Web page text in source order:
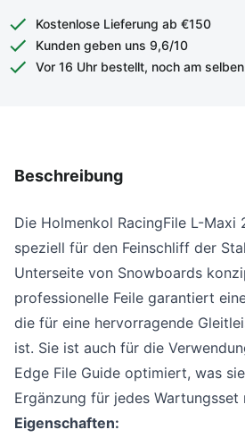
Kostenlose Lieferung ab €150
Kunden geben uns 9,6/10
Vor 16 Uhr bestellt, noch am
Beschreibung
Die Holmenkol RacingFile L-
speziell für den Feinschliff der
Unterseite von Snowboards
professionelle Feile garantiert
die für eine hervorragende
ist. Sie ist auch für die
Edge File Guide optimiert, was
Ergänzung für jedes Wartungsset
Eigenschaften: